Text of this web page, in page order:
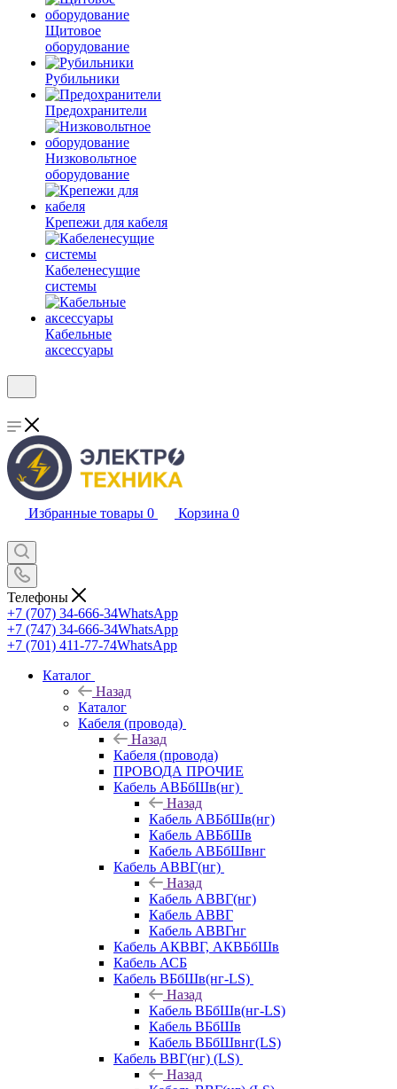
Щитовое
оборудование
Рубильники
Предохранители
Низковольтное
оборудование
Крепежи для кабеля
Кабеленесущие
системы
Кабельные
аксессуары
Избранные товары 0 Корзина 0
Телефоны
+7 (707) 34-666-34WhatsApp
+7 (747) 34-666-34WhatsApp
+7 (701) 411-77-74WhatsApp
Каталог
Назад
Каталог
Кабеля (провода)
Назад
Кабеля (провода)
ПРОВОДА ПРОЧИЕ
Кабель АВБбШв(нг)
Назад
Кабель АВБбШв(нг)
Кабель АВБбШв
Кабель АВБбШвнг
Кабель АВВГ(нг)
Назад
Кабель АВВГ(нг)
Кабель АВВГ
Кабель АВВГнг
Кабель АКВВГ, АКВБбШв
Кабель АСБ
Кабель ВБбШв(нг-LS)
Назад
Кабель ВБбШв(нг-LS)
Кабель ВБбШв
Кабель ВБбШвнг(LS)
Кабель ВВГ(нг) (LS)
Назад